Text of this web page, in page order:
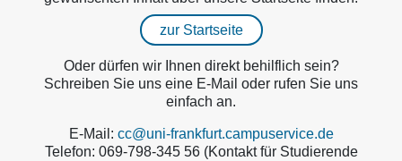
zur Startseite
Oder dürfen wir Ihnen direkt behilflich sein?
Schreiben Sie uns eine E-Mail oder rufen Sie uns
einfach an.
E-Mail: cc@uni-frankfurt.campuservice.de
Telefon: 069-798-345 56 (Kontakt für Studierende